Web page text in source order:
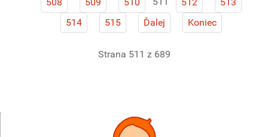
514
515 Ďalej Koniec
Strana 511 z 689